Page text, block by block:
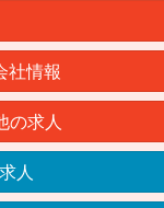
社情報
の求人
人